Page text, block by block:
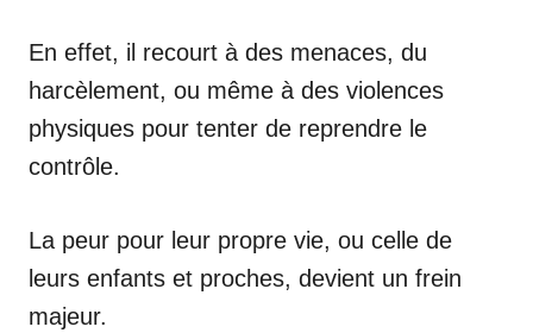
En effet, il recourt à des menaces, du
harcèlement, ou même à des violences
physiques pour tenter de reprendre le
contrôle.
La peur pour leur propre vie, ou celle de
leurs enfants et proches, devient un frein
majeur.